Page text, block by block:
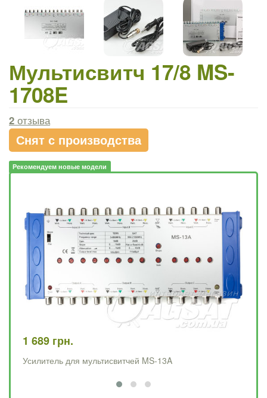
Мультисвитч 17/8 MS-
1708E
2 отзыва
Снят с производства
Рекомендуем новые модели
1 689 грн.
Усилитель для мультисвитчей MS-13A